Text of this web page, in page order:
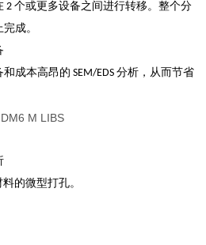
2 个或更多设备之间进行转移。整个分
成。
成本高昂的 SEM/EDS 分析，从而节省
的微型打孔。